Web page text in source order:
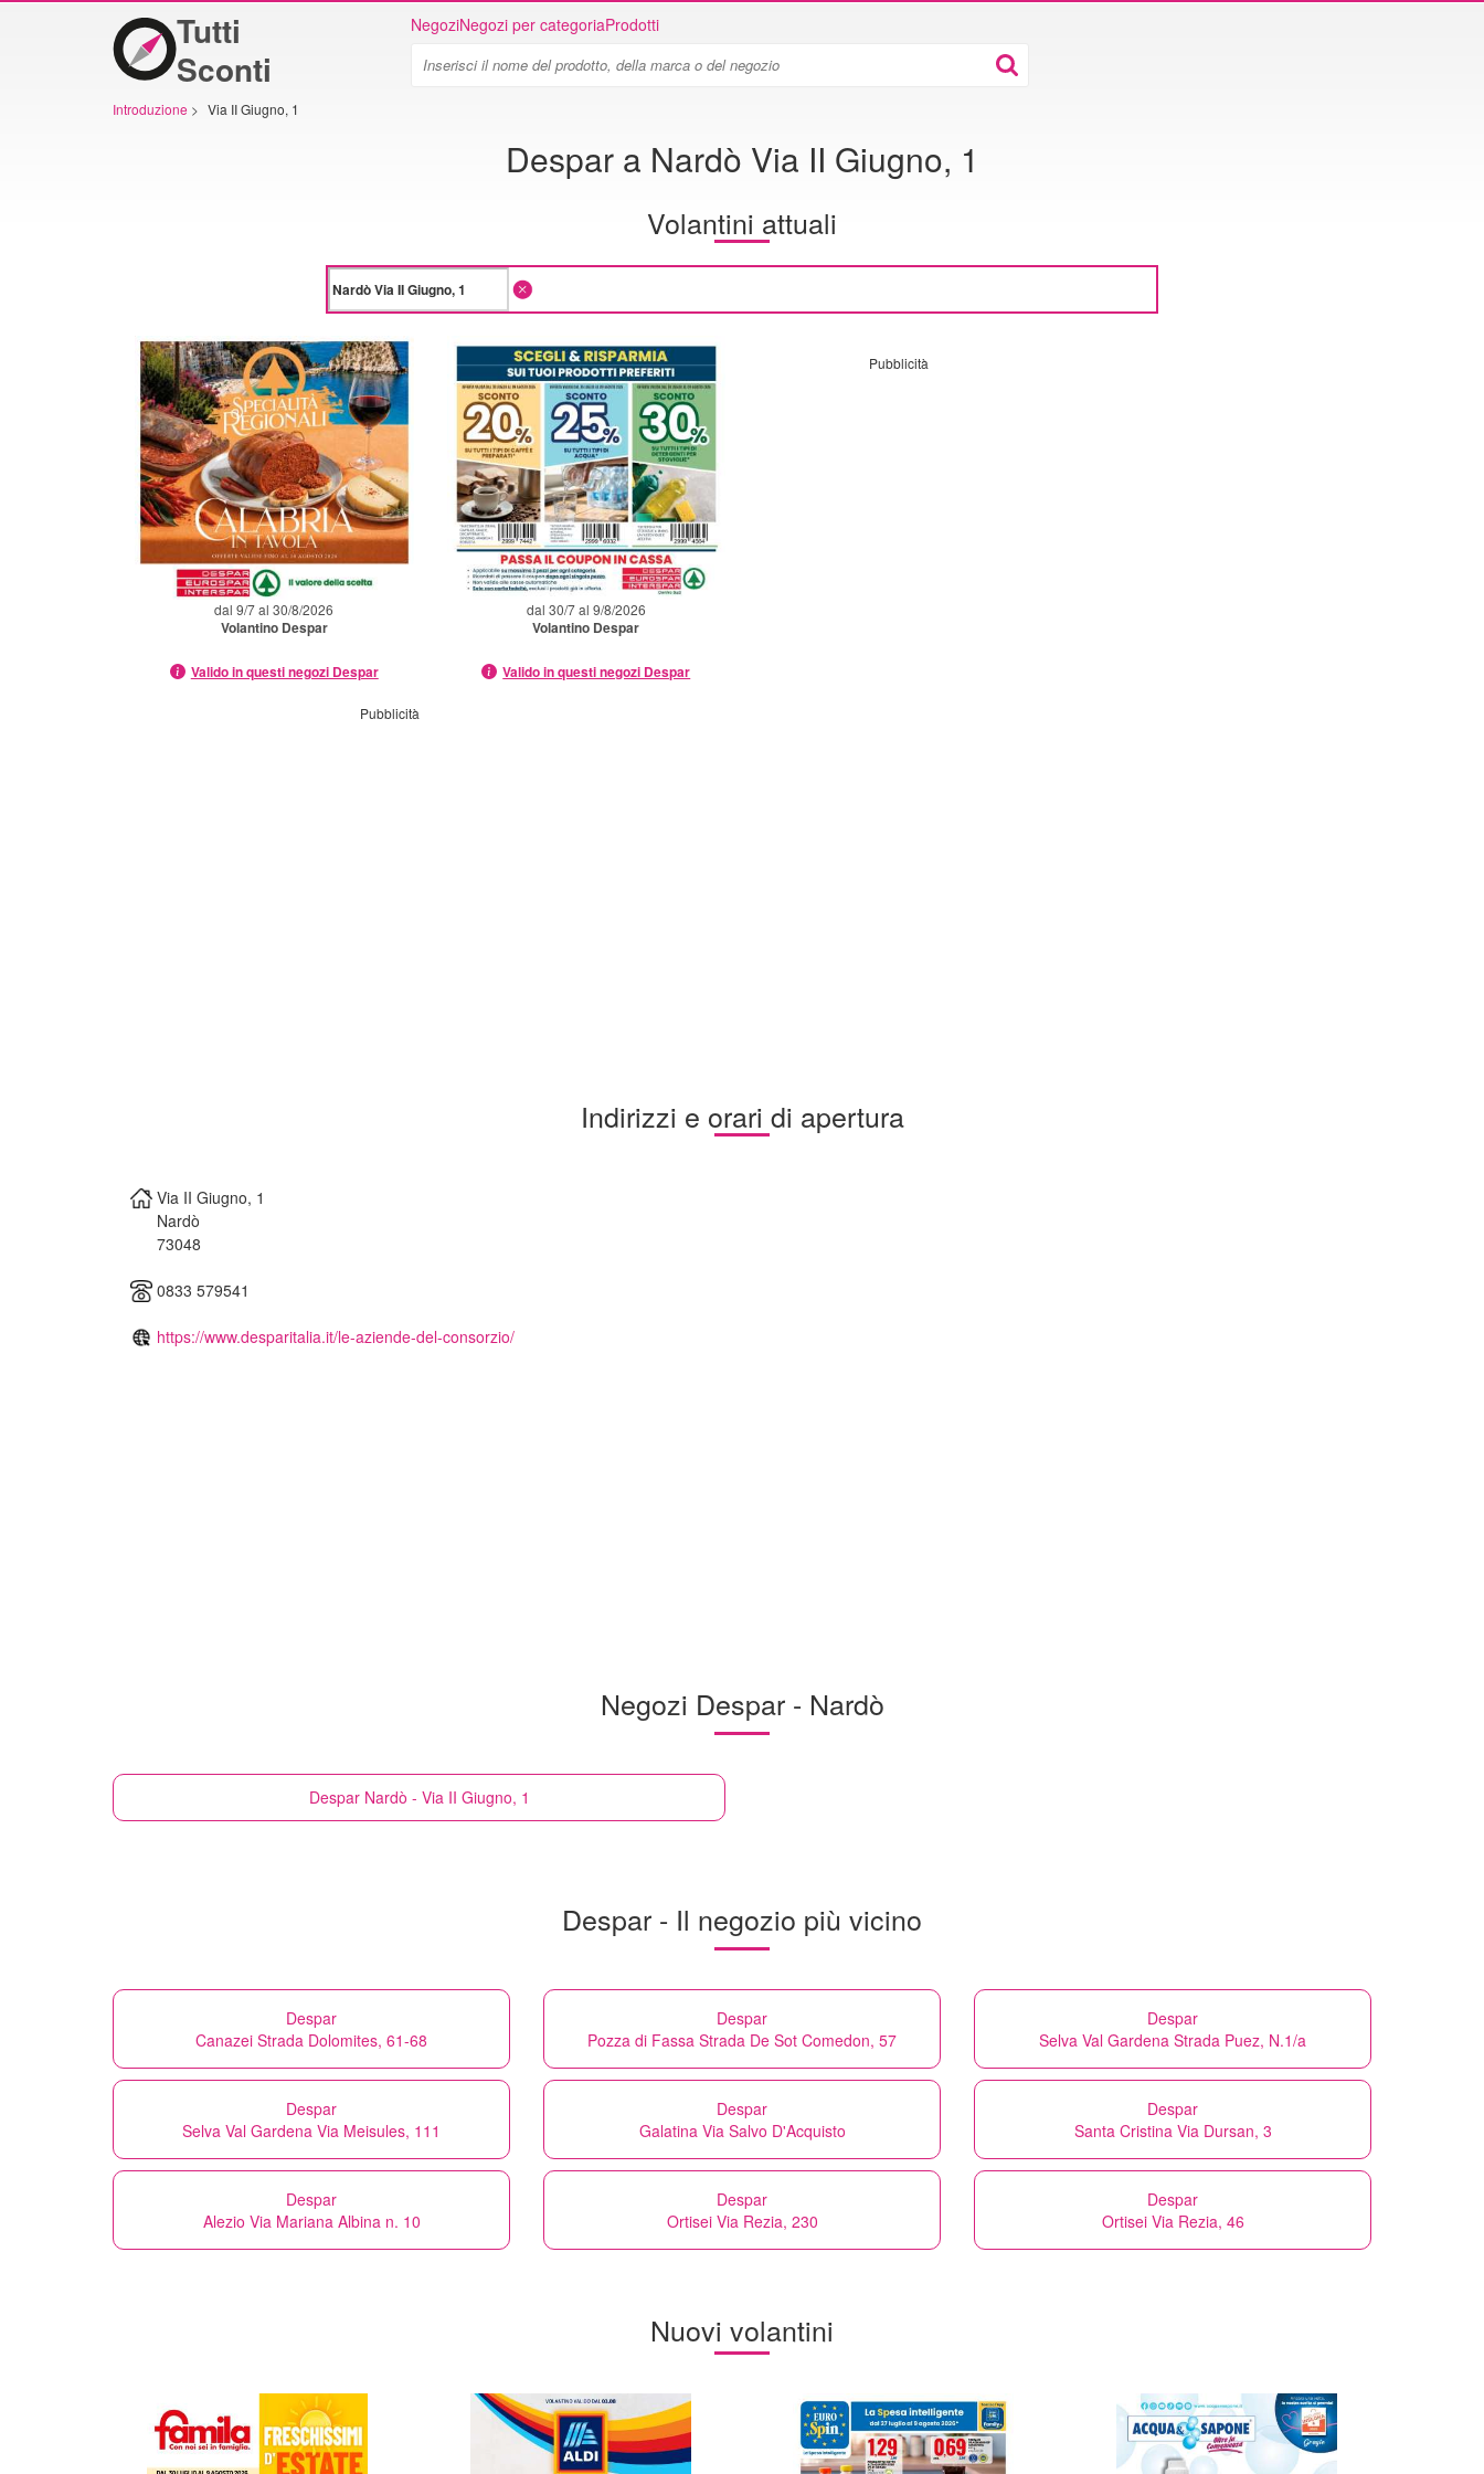
Tutti
Sconti
NegoziNegozi per categoriaProdotti
Introduzione > Via II Giugno, 1
Despar a Nardò Via II Giugno, 1
Volantini attuali
dal 9/7 al 30/8/2026
Volantino Despar
Valido in questi negozi Despar
dal 30/7 al 9/8/2026
Volantino Despar
Valido in questi negozi Despar
Pubblicità
Pubblicità
Indirizzi e orari di apertura
Via II Giugno, 1
Nardò
73048
0833 579541
https://www.desparitalia.it/le-aziende-del-consorzio/
Negozi Despar - Nardò
Despar Nardò - Via II Giugno, 1
Despar - Il negozio più vicino
Despar
Canazei Strada Dolomites, 61-68
Despar
Pozza di Fassa Strada De Sot Comedon, 57
Despar
Selva Val Gardena Strada Puez, N.1/a
Despar
Selva Val Gardena Via Meisules, 111
Despar
Galatina Via Salvo D'Acquisto
Despar
Santa Cristina Via Dursan, 3
Despar
Alezio Via Mariana Albina n. 10
Despar
Ortisei Via Rezia, 230
Despar
Ortisei Via Rezia, 46
Nuovi volantini